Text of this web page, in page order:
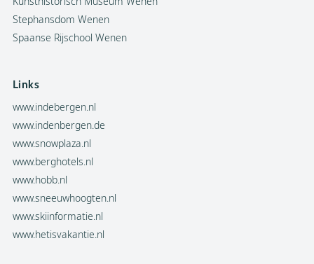
Stephansdom Wenen
Spaanse Rijschool Wenen
Links
www.indebergen.nl
www.indenbergen.de
www.snowplaza.nl
www.berghotels.nl
www.hobb.nl
www.sneeuwhoogten.nl
www.skiinformatie.nl
www.hetisvakantie.nl